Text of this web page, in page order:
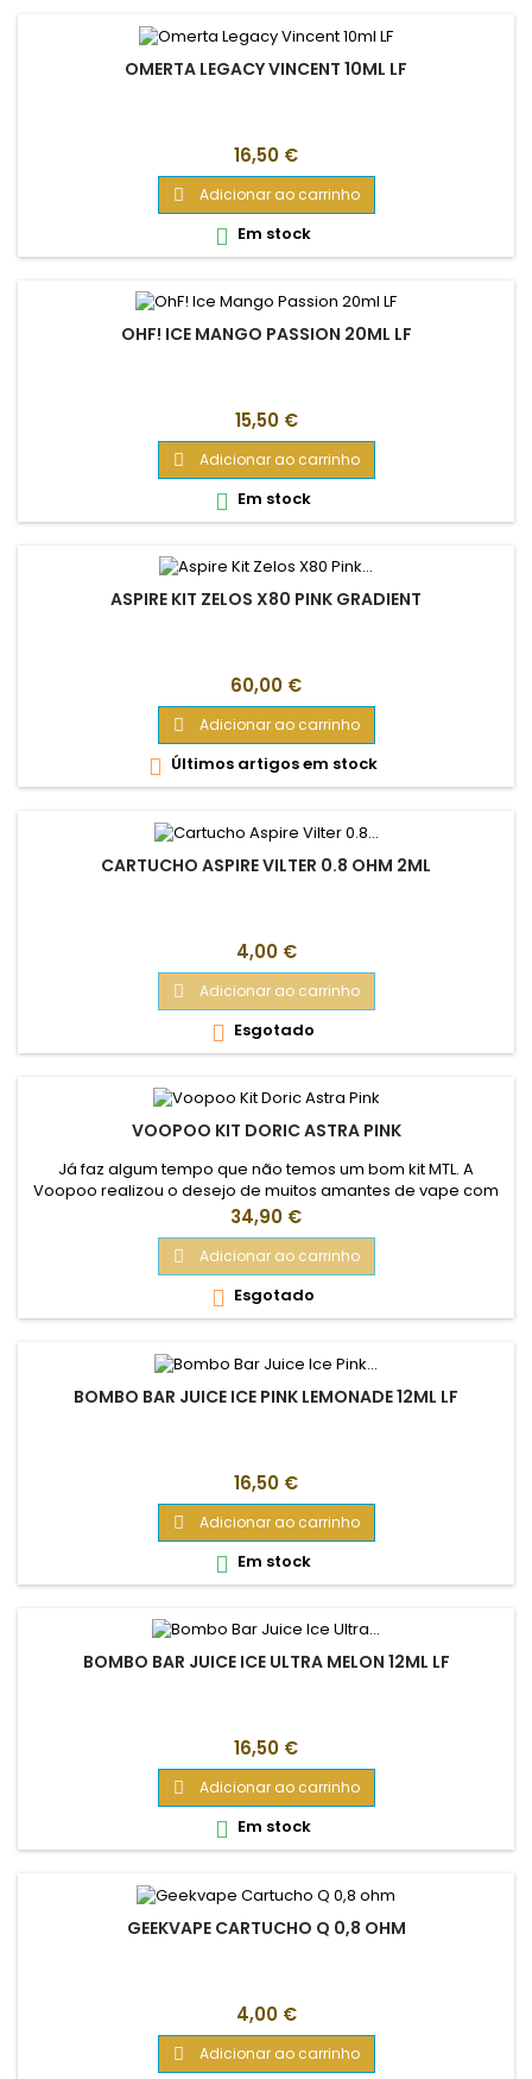
OMERTA LEGACY VINCENT 10ML LF
Preço
16,50 €
 Adicionar ao carrinho
 Em stock
OHF! ICE MANGO PASSION 20ML LF
Preço
15,50 €
 Adicionar ao carrinho
 Em stock
ASPIRE KIT ZELOS X80 PINK GRADIENT
Preço
60,00 €
 Adicionar ao carrinho
 Últimos artigos em stock
CARTUCHO ASPIRE VILTER 0.8 OHM 2ML
Preço
4,00 €
 Adicionar ao carrinho
 Esgotado
VOOPOO KIT DORIC ASTRA PINK
Já faz algum tempo que não temos um bom kit MTL. A
Voopoo realizou o desejo de muitos amantes de vape com
a criação do kit Doric Astra. Este kit, composto por uma
bateria e um tanque, combina um retorno ao básico com
um toque moderno, oferecendo uma experiência acessível
e sabores impecáveis ​​graças às resistências mesh de nova
geração. O Tanque de...
Preço
34,90 €
 Adicionar ao carrinho
 Esgotado
BOMBO BAR JUICE ICE PINK LEMONADE 12ML LF
Preço
16,50 €
 Adicionar ao carrinho
 Em stock
BOMBO BAR JUICE ICE ULTRA MELON 12ML LF
Preço
16,50 €
 Adicionar ao carrinho
 Em stock
GEEKVAPE CARTUCHO Q 0,8 OHM
Preço
4,00 €
 Adicionar ao carrinho